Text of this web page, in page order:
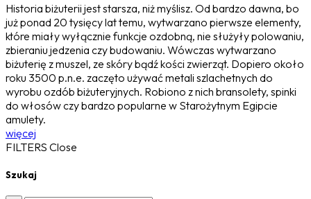
Historia biżuterii jest starsza, niż myślisz. Od bardzo dawna, bo
już ponad 20 tysięcy lat temu, wytwarzano pierwsze elementy,
które miały wyłącznie funkcje ozdobną, nie służyły polowaniu,
zbieraniu jedzenia czy budowaniu. Wówczas wytwarzano
biżuterię z muszel, ze skóry bądź kości zwierząt. Dopiero około
roku 3500 p.n.e. zaczęto używać metali szlachetnych do
wyrobu ozdób biżuteryjnych. Robiono z nich bransolety, spinki
do włosów czy bardzo popularne w Starożytnym Egipcie
amulety.
więcej
FILTERS Close
Szukaj